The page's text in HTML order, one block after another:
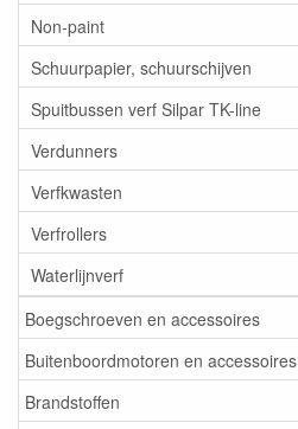
Non-paint
Schuurpapier, schuurschijven
Spuitbussen verf Silpar TK-line
Verdunners
Verfkwasten
Verfrollers
Waterlijnverf
Boegschroeven en accessoires
Buitenboordmotoren en accessoires
Brandstoffen